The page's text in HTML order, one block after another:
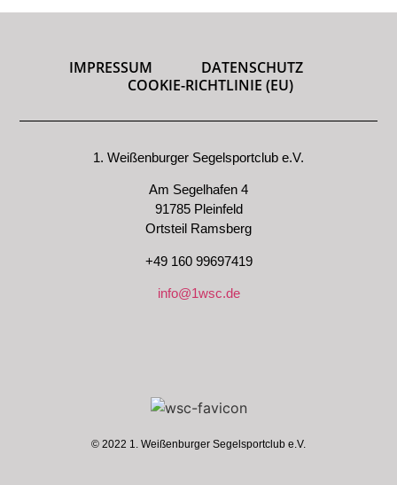
IMPRESSUM
DATENSCHUTZ
COOKIE-RICHTLINIE (EU)
1. Weißenburger Segelsportclub e.V.
Am Segelhafen 4
91785 Pleinfeld
Ortsteil Ramsberg
+49 160 99697419
info@1wsc.de
© 2022 1. Weißenburger Segelsportclub e.V.